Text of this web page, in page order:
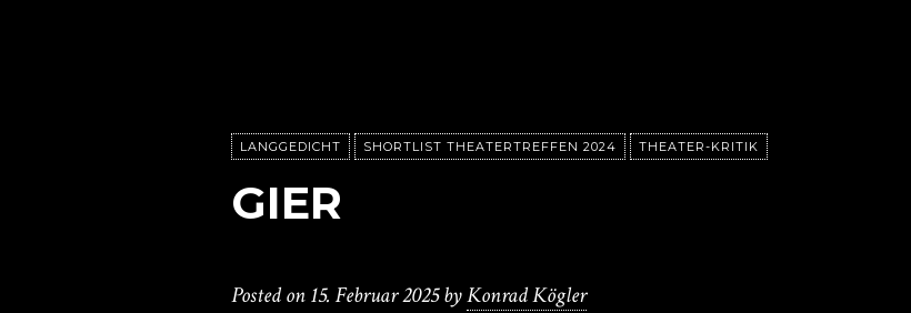
LANGGEDICHT SHORTLIST THEATERTREFFEN 2024 THEATER-KRITIK
GIER
Posted on15. Februar 2025byKonrad Kögler